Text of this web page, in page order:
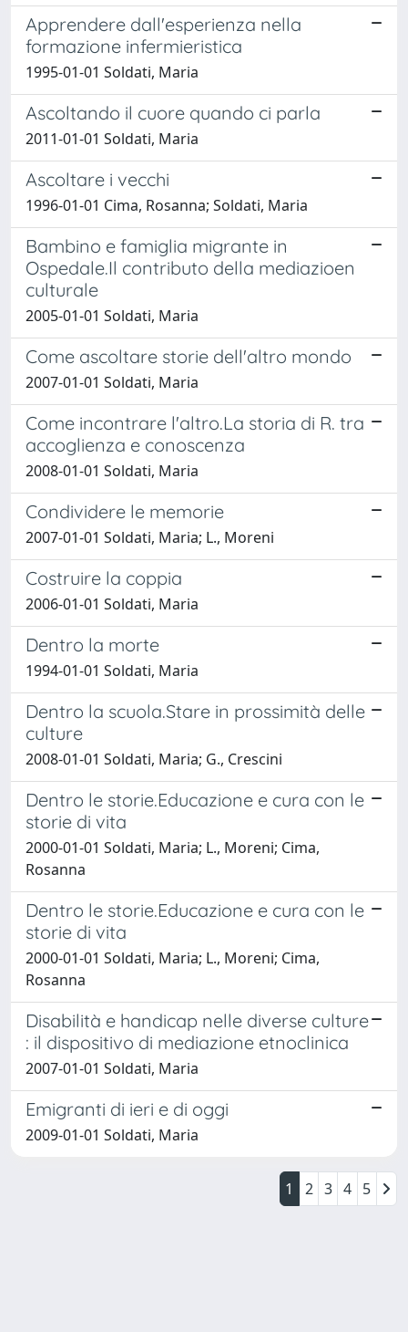
Apprendere dall'esperienza nella
formazione infermieristica
1995-01-01 Soldati, Maria
Ascoltando il cuore quando ci parla
2011-01-01 Soldati, Maria
Ascoltare i vecchi
1996-01-01 Cima, Rosanna; Soldati, Maria
Bambino e famiglia migrante in
Ospedale.Il contributo della mediazioen
culturale
2005-01-01 Soldati, Maria
Come ascoltare storie dell'altro mondo
2007-01-01 Soldati, Maria
Come incontrare l'altro.La storia di R. tra
accoglienza e conoscenza
2008-01-01 Soldati, Maria
Condividere le memorie
2007-01-01 Soldati, Maria; L., Moreni
Costruire la coppia
2006-01-01 Soldati, Maria
Dentro la morte
1994-01-01 Soldati, Maria
Dentro la scuola.Stare in prossimità delle
culture
2008-01-01 Soldati, Maria; G., Crescini
Dentro le storie.Educazione e cura con le
storie di vita
2000-01-01 Soldati, Maria; L., Moreni; Cima,
Rosanna
Dentro le storie.Educazione e cura con le
storie di vita
2000-01-01 Soldati, Maria; L., Moreni; Cima,
Rosanna
Disabilità e handicap nelle diverse culture
: il dispositivo di mediazione etnoclinica
2007-01-01 Soldati, Maria
Emigranti di ieri e di oggi
2009-01-01 Soldati, Maria
1 2 3 4 5